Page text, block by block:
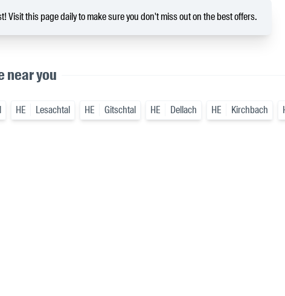
Visit this page daily to make sure you don't miss out on the best offers.
near you
HE Lesachtal HE Gitschtal HE Dellach HE Kirchbach